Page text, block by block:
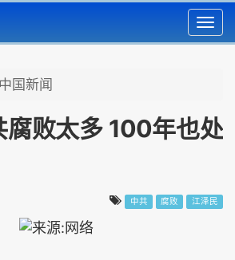
中国新闻
腐败太多 100年也处
中共 腐败 江泽民